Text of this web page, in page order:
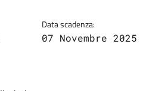
Data scadenza:
07 Novembre 2025